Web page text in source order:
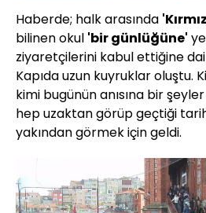
Haberde; halk arasında
bilinen okul 'bir günlüğüne'
ziyaretçilerini kabul ettiğine
Kapıda uzun kuyruklar oluştu.
kimi bugünün anısına bir
hep uzaktan görüp geçtiği
yakından görmek için geldi.